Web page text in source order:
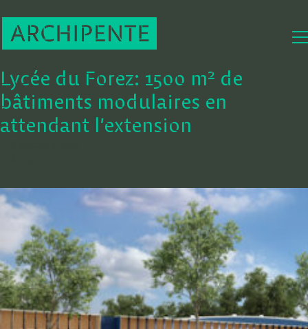
Lycée du Forez: 1500 m² de
bâtiments modulaires en
attendant l’extension